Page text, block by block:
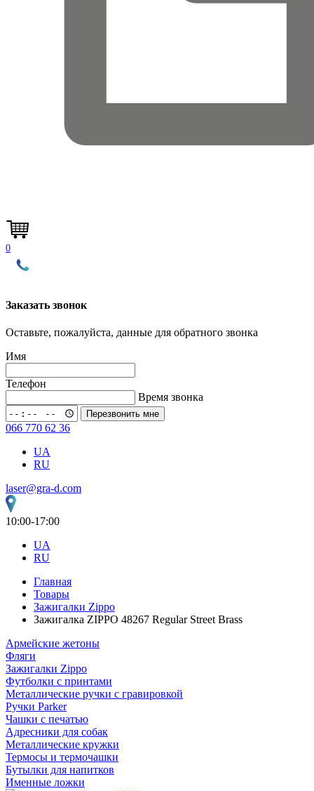
0
Заказать звонок
Оставьте, пожалуйста, данные для обратного звонка
Имя
Телефон
Время звонка
Перезвонить мне
066 770 62 36
UA
RU
laser@gra-d.com
10:00-17:00
UA
RU
Главная
Товары
Зажигалки Zippo
Зажигалка ZIPPO 48267 Regular Street Brass
Армейские жетоны
Фляги
Зажигалки Zippo
Футболки с принтами
Металлические ручки с гравировкой
Ручки Parker
Чашки с печатью
Адресники для собак
Металлические кружки
Термосы и термочашки
Бутылки для напитков
Именные ложки